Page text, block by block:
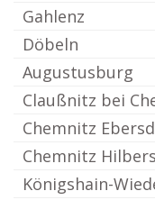
Gahlenz
Döbeln
Augustusburg
Claußnitz bei
Chemnitz
Chemnitz
Königshain-